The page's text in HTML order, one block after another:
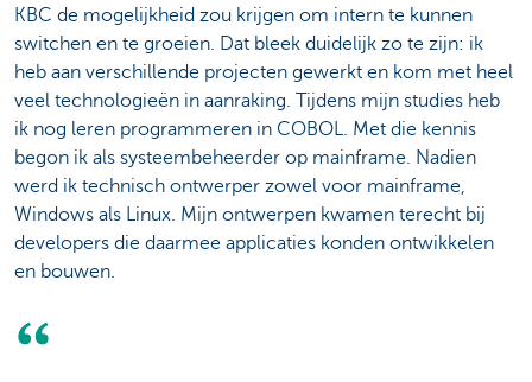
KBC de mogelijkheid zou krijgen om intern te kunnen
switchen en te groeien. Dat bleek duidelijk zo te zijn: ik
heb aan verschillende projecten gewerkt en kom met heel
veel technologieën in aanraking. Tijdens mijn studies heb
ik nog leren programmeren in COBOL. Met die kennis
begon ik als systeembeheerder op mainframe. Nadien
werd ik technisch ontwerper zowel voor mainframe,
Windows als Linux. Mijn ontwerpen kwamen terecht bij
developers die daarmee applicaties konden ontwikkelen
en bouwen.